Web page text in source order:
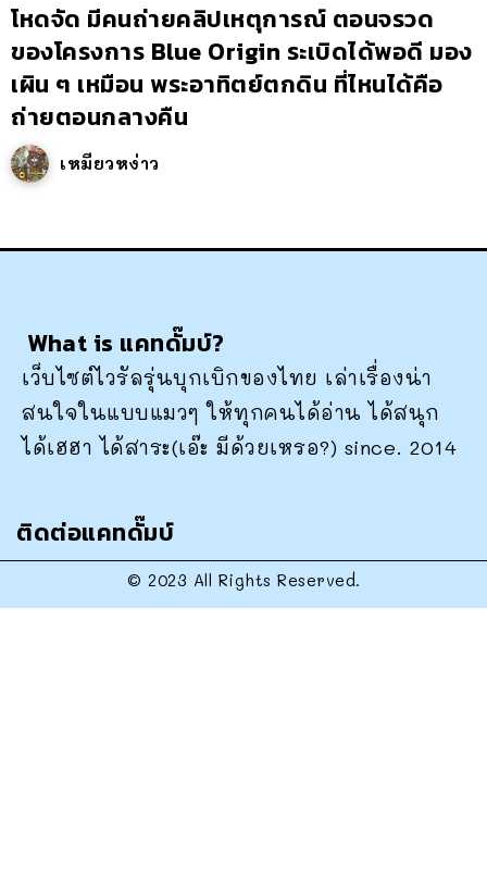
โหดจัด มีคนถ่ายคลิปเหตุการณ์ ตอนจรวด
ของโครงการ Blue Origin ระเบิดได้พอดี มอง
เผิน ๆ เหมือน พระอาทิตย์ตกดิน ที่ไหนได้คือ
ถ่ายตอนกลางคืน
เหมียวหง่าว
What is แคทดั๊มบ์?
เว็บไซต์ไวรัลรุ่นบุกเบิกของไทย เล่าเรื่องน่า
สนใจในแบบแมวๆ ให้ทุกคนได้อ่าน ได้สนุก
ได้เฮฮา ได้สาระ(เอ๊ะ มีด้วยเหรอ?) since. 2014
ติดต่อแคทดั๊มบ์
© 2023 All Rights Reserved.